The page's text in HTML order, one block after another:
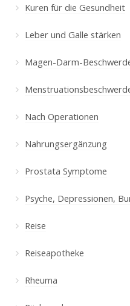
Kuren für die Gesundheit
Leber und Galle stärken
Magen-Darm-
Nach Operationen
Nahrungsergänzung
Prostata Symptome
Psyche, Depressionen,
Reise
Reiseapotheke
Rheuma